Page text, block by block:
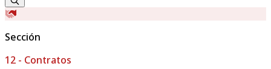
Sección
12 - Contratos